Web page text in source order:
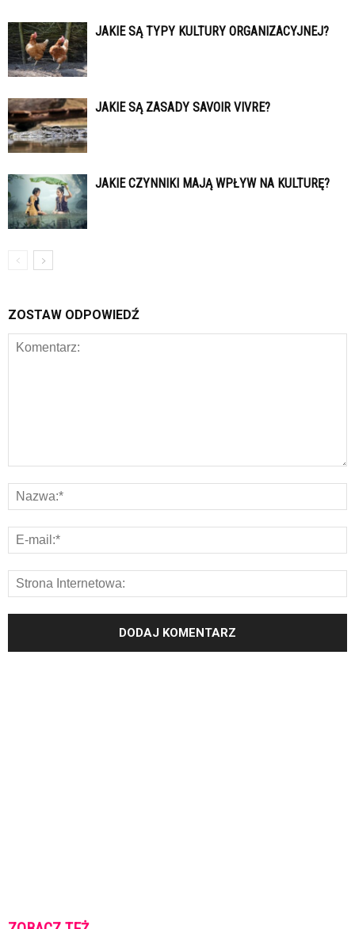
JAKIE SĄ TYPY KULTURY ORGANIZACYJNEJ?
JAKIE SĄ ZASADY SAVOIR VIVRE?
JAKIE CZYNNIKI MAJĄ WPŁYW NA KULTURĘ?
ZOSTAW ODPOWIEDŹ